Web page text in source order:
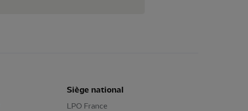
Siège national
LPO France